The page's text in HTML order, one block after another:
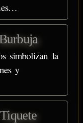
simbolizan la
y